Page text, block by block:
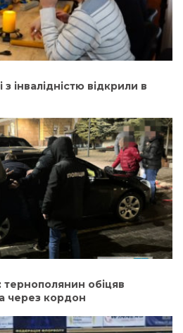
інвалідністю відкрили в
обіцяв
через кордон